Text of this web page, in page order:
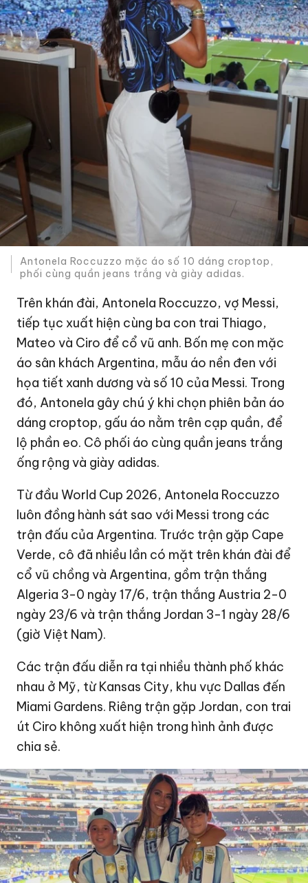
Antonela Roccuzzo mặc áo số 10 dáng croptop,
phối cùng quần jeans trắng và giày adidas.
Trên khán đài, Antonela Roccuzzo, vợ Messi,
tiếp tục xuất hiện cùng ba con trai Thiago,
Mateo và Ciro để cổ vũ anh. Bốn mẹ con mặc
áo sân khách Argentina, mẫu áo nền đen với
họa tiết xanh dương và số 10 của Messi. Trong
đó, Antonela gây chú ý khi chọn phiên bản áo
dáng croptop, gấu áo nằm trên cạp quần, để
lộ phần eo. Cô phối áo cùng quần jeans trắng
ống rộng và giày adidas.
Từ đầu World Cup 2026, Antonela Roccuzzo
luôn đồng hành sát sao với Messi trong các
trận đấu của Argentina. Trước trận gặp Cape
Verde, cô đã nhiều lần có mặt trên khán đài để
cổ vũ chồng và Argentina, gồm trận thắng
Algeria 3-0 ngày 17/6, trận thắng Austria 2-0
ngày 23/6 và trận thắng Jordan 3-1 ngày 28/6
(giờ Việt Nam).
Các trận đấu diễn ra tại nhiều thành phố khác
nhau ở Mỹ, từ Kansas City, khu vực Dallas đến
Miami Gardens. Riêng trận gặp Jordan, con trai
út Ciro không xuất hiện trong hình ảnh được
chia sẻ.